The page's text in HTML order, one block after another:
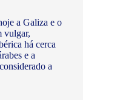
a Galiza e o
vulgar,
há cerca
e a
a